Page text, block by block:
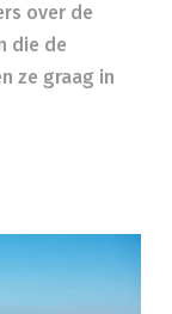
over de
die de
ze graag in